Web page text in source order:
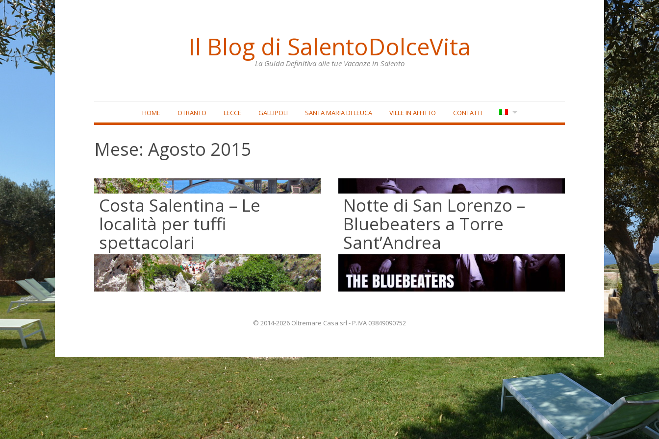
Il Blog di SalentoDolceVita
La Guida Definitiva alle tue Vacanze in Salento
content
HOME OTRANTO LECCE GALLIPOLI SANTA MARIA DI LEUCA VILLE IN AFFITTO CONTATTI
Mese: Agosto 2015
Costa Salentina – Le
località per tuffi
spettacolari
Notte di San Lorenzo –
Bluebeaters a Torre
Sant’Andrea
© 2014-2026 Oltremare Casa srl - P.IVA 03849090752